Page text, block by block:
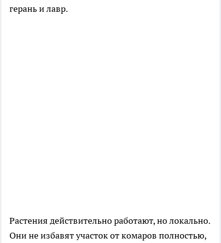
герань и лавр.
Растения действительно работают, но локально.
Они не избавят участок от комаров полностью,